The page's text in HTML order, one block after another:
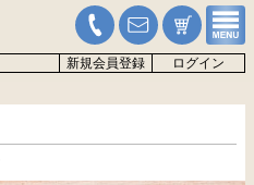
新規会員登録 ログイン